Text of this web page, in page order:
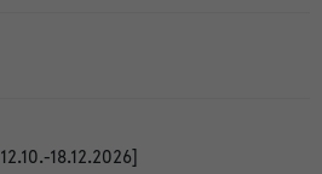
18.12.2026]